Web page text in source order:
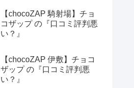
【chocoZAP 騎射場】チョ
コザップ の『口コミ評判悪
い？』
【chocoZAP 伊敷】チョコ
ザップ の『口コミ評判悪
い？』